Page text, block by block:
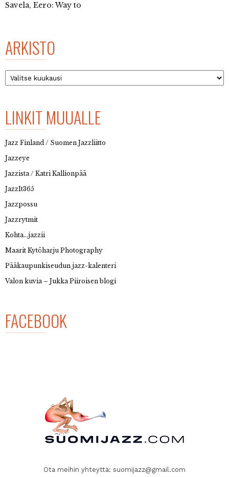
Savela, Eero: Way to
ARKISTO
Arkisto
LINKIT MUUALLE
Jazz Finland / Suomen Jazzliitto
Jazzeye
Jazzista / Katri Kallionpää
JazzIt365
Jazzpossu
Jazzrytmit
Kohta…jazzii
Maarit Kytöharju Photography
Pääkaupunkiseudun jazz-kalenteri
Valon kuvia – Jukka Piiroisen blogi
FACEBOOK
Ota meihin yhteyttä: suomijazz@gmail.com